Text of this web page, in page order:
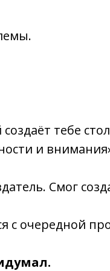
тебе
и
Смог
с очередной